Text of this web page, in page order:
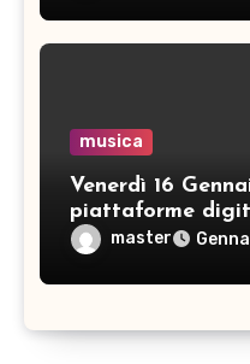
musica
Venerdì 16
piattaforme
uccide”, un brano
l’indifferenza
master